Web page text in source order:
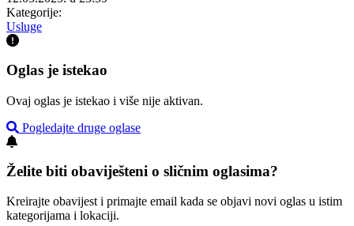
Kategorije:
Usluge
Oglas je istekao
Ovaj oglas je istekao i više nije aktivan.
Pogledajte druge oglase
Želite biti obaviješteni o sličnim oglasima?
Kreirajte obavijest i primajte email kada se objavi novi oglas u istim
kategorijama i lokaciji.